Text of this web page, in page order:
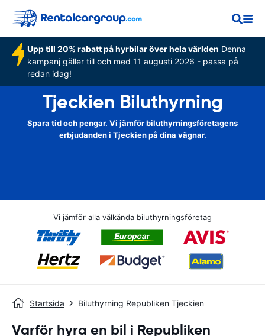
Upp till 20% rabatt på hyrbilar över hela världen Denna
kampanj gäller till och med 11 augusti 2026 - passa på
redan idag!
Tjeckien Biluthyrning
Spara tid och pengar. Vi jämför biluthyrningsföretagens
erbjudanden i Tjeckien på dina vägnar.
Vi jämför alla välkända biluthyrningsföretag
Startsida Biluthyrning Republiken Tjeckien
Varför hyra en bil i Republiken